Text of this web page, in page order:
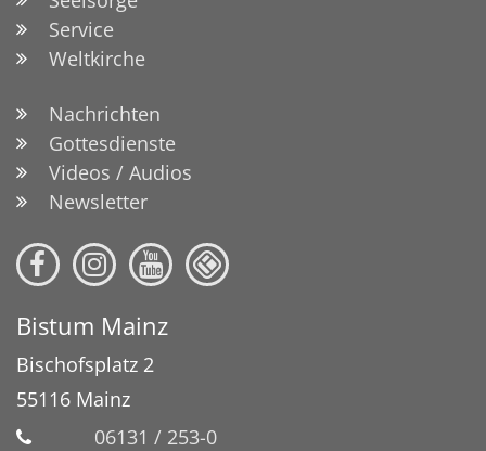
Service
Weltkirche
Nachrichten
Gottesdienste
Videos / Audios
Newsletter
Bistum Mainz
Bischofsplatz 2
55116 Mainz
06131 / 253-0